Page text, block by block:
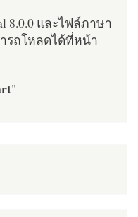
8.0.0 และไฟล์ภาษา
รถโหลดได้ที่หน้า
"